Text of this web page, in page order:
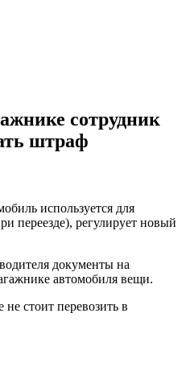
сотрудник
штраф
используется для
переезде), регулирует новый
документы на
автомобиля вещи.
стоит перевозить в